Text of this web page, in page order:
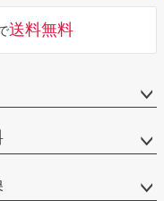
送料無料